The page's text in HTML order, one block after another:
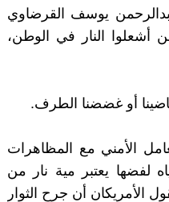
يوسف القرضاوي
النار في الوطن،
أو غضضنا الطرف.
الأمني مع المظاهرات
لفضها يعتبر مية نار من
الأمريكان أن جرح الثوار